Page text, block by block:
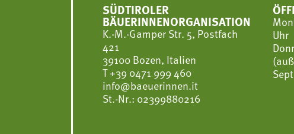
SÜDTIROLER
BÄUERINNENORGANISATION
K.-M.-Gamper Str. 5, Postfach
421
39100 Bozen, Italien
T+39 0471 999 460
info@baeuerinnen.it
St.-Nr.: 02399880216
Uhr